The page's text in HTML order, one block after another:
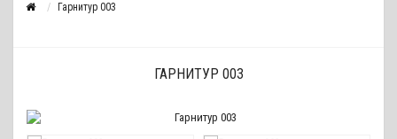
Гарнитур 003
ГАРНИТУР 003